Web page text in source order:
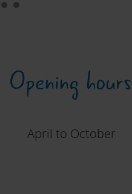
Opening hours
April to October